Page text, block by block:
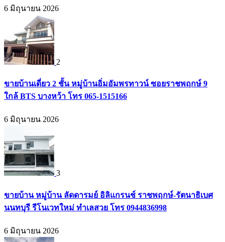
6 มิถุนายน 2026
2
ขายบ้านเดี่ยว 2 ชั้น หมู่บ้านอิ่มอัมพรทาวน์ ซอยราชพฤกษ์ 9
ใกล้ BTS บางหว้า โทร 065-1515166
6 มิถุนายน 2026
3
ขายบ้าน หมู่บ้าน ลัดดารมย์ อิลิแกรนช์ ราชพฤกษ์-รัตนาธิเบศ
นนทบุรี รีโนเวทใหม่ ทำเลสวย โทร 0944836998
6 มิถุนายน 2026